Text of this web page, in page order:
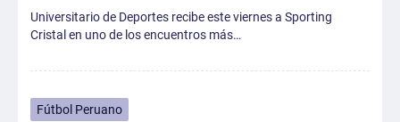
Universitario de Deportes recibe este viernes a Sporting
Cristal en uno de los encuentros más…
Fútbol Peruano